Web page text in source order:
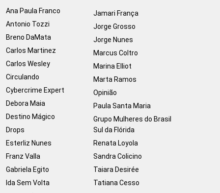
Ana Paula Franco
Antonio Tozzi
Breno DaMata
Carlos Martinez
Carlos Wesley
Circulando
Cybercrime Expert
Debora Maia
Destino Mágico
Drops
Esterliz Nunes
Franz Valla
Gabriela Egito
Ida Sem Volta
Jamari França
Jorge Grosso
Jorge Nunes
Marcus Coltro
Marina Elliot
Marta Ramos
Opinião
Paula Santa Maria
Grupo Mulheres do Brasil
Sul da Flórida
Renata Loyola
Sandra Colicino
Taiara Desirée
Tatiana Cesso